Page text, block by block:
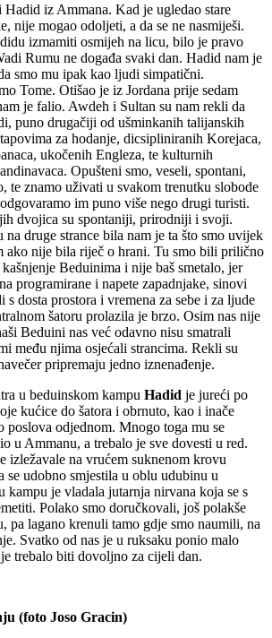
Hadid iz Ammana. Kad je ugledao stare
nije mogao odoljeti, a da se ne nasmiješi.
izmamiti osmijeh na licu, bilo je pravo
Rumu ne događa svaki dan. Hadid nam je
smo mu ipak kao ljudi simpatični.
Tome. Otišao je iz Jordana prije sedam
je falio. Awdeh i Sultan su nam rekli da
puno drugačiji od ušminkanih talijanskih
za hodanje, dicsipliniranih Korejaca,
ukočenih Engleza, te kulturnih
Opušteni smo, veseli, spontani,
te znamo uživati u svakom trenutku slobode
im puno više nego drugi turisti.
dvojica su spontaniji, prirodniji i svoji.
na druge strance bila nam je ta što smo uvijek
ako nije bila riječ o hrani. Tu smo bili prilično
Beduinima i nije baš smetalo, jer
programirane i napete zapadnjake, sinovi
s dosta prostora i vremena za sebe i za ljude
šatoru prolazila je brzo. Osim nas nije
Beduini nas već odavno nisu smatrali
među njima osjećali strancima. Rekli su
pripremaju jedno iznenađenje.
u beduinskom kampu Hadid je jureći po
kućice do šatora i obrnuto, kao i inače
poslova odjednom. Mnogo toga mu se
u Ammanu, a trebalo je sve dovesti u red.
izležavale na vrućem suknenom krovu
se udobno smjestila u oblu udubinu u
kampu je vladala jutarnja nirvana koja se s
Polako smo doručkovali, još polakše
pa lagano krenuli tamo gdje smo naumili, na
Svatko od nas je u ruksaku ponio malo
trebalo biti dovoljno za cijeli dan.
(foto Joso Gracin)